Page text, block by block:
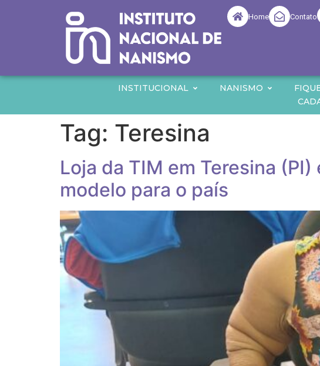
Home Contato
INSTITUCIONAL NANISMO
Tag: Teresina
Loja da TIM em Teresina
modelo para o país